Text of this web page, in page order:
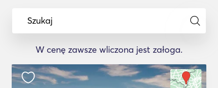
Szukaj
W cenę zawsze wliczona jest załoga.